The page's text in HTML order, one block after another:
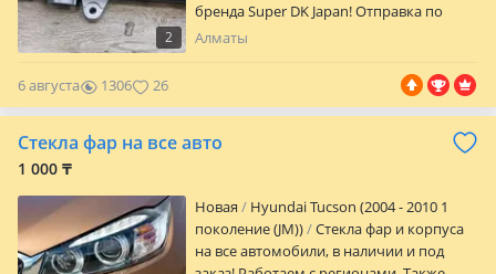
2
бренда Super DK Japan! Отправка по
регионам! Доставка по г. Алматы
заводской брак! Без посредников, с
Алматы
6 августа 1306 26
Стекла фар на все авто
1 000 ₸
Новая
Hyundai Tucson (2004 - 2010 1
поколение (JM))
Стекла фар и корпуса
на все автомобили, в наличии и под